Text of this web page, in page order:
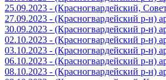
25.09.2023 - (Красногвардейский,
27.09.2023 - (Красногвардейский р-н)
30.09.2023 - (Красногвардейский р-н)
02.10.2023 - (Красногвардейский р-н)
03.10.2023 - (Красногвардейский р-н)
06.10.2023 - (Красногвардейский р-н)
08.10.2023 - (Красногвардейский р-н)